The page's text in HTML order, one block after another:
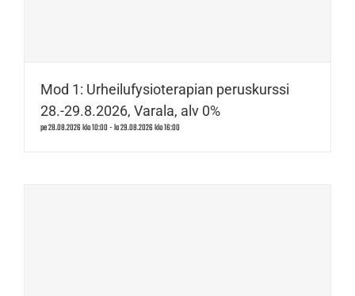
Mod 1: Urheilufysioterapian peruskurssi
28.-29.8.2026, Varala, alv 0%
pe 28.08.2026 klo 10:00-la 29.08.2026 klo 16:00